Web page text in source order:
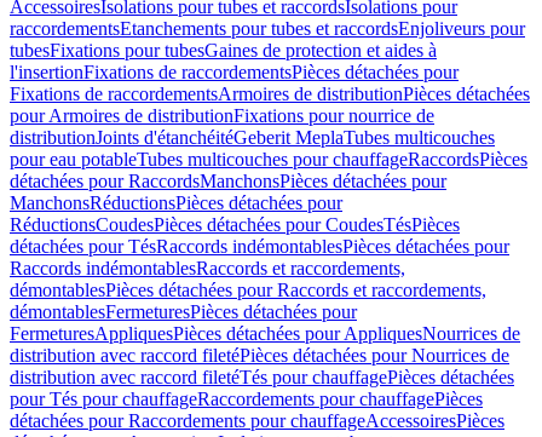
AccessoiresIsolations pour tubes et raccordsIsolations pour
raccordementsEtanchements pour tubes et raccordsEnjoliveurs pour
tubesFixations pour tubesGaines de protection et aides à
l'insertionFixations de raccordementsPièces détachées pour
Fixations de raccordementsArmoires de distributionPièces détachées
pour Armoires de distributionFixations pour nourrice de
distributionJoints d'étanchéitéGeberit MeplaTubes multicouches
pour eau potableTubes multicouches pour chauffageRaccordsPièces
détachées pour RaccordsManchonsPièces détachées pour
ManchonsRéductionsPièces détachées pour
RéductionsCoudesPièces détachées pour CoudesTésPièces
détachées pour TésRaccords indémontablesPièces détachées pour
Raccords indémontablesRaccords et raccordements,
démontablesPièces détachées pour Raccords et raccordements,
démontablesFermeturesPièces détachées pour
FermeturesAppliquesPièces détachées pour AppliquesNourrices de
distribution avec raccord filetéPièces détachées pour Nourrices de
distribution avec raccord filetéTés pour chauffagePièces détachées
pour Tés pour chauffageRaccordements pour chauffagePièces
détachées pour Raccordements pour chauffageAccessoiresPièces